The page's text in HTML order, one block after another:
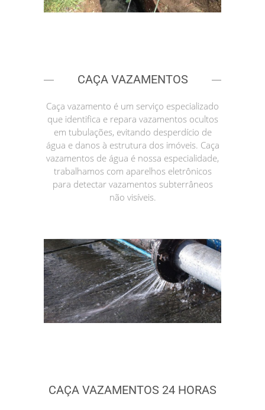
CAÇA VAZAMENTOS
Caça vazamento é um serviço especializado
que identifica e repara vazamentos ocultos
em tubulações, evitando desperdício de
água e danos à estrutura dos imóveis. Caça
vazamentos de água é nossa especialidade,
trabalhamos com aparelhos eletrônicos
para detectar vazamentos subterrâneos
não visíveis.
CAÇA VAZAMENTOS 24 HORAS